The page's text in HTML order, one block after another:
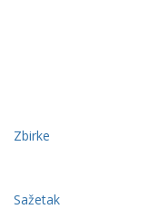
Zbirke
Sažetak